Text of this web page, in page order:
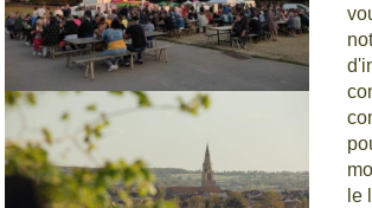
Estivales de
Scie
le